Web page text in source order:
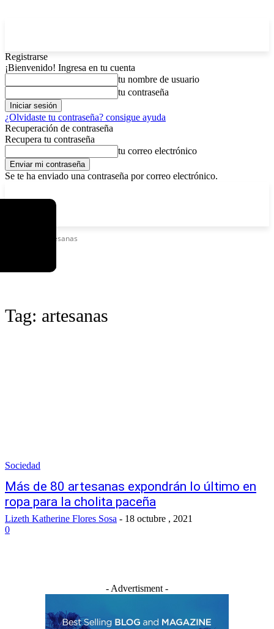
Registrarse
¡Bienvenido! Ingresa en tu cuenta
tu nombre de usuario
tu contraseña
¿Olvidaste tu contraseña? consigue ayuda
Recuperación de contraseña
Recupera tu contraseña
tu correo electrónico
Se te ha enviado una contraseña por correo electrónico.
Artesanas
Tag: artesanas
Sociedad
Más de 80 artesanas expondrán lo último en
ropa para la cholita paceña
Lizeth Katherine Flores Sosa - 18 octubre , 2021
0
- Advertisment -